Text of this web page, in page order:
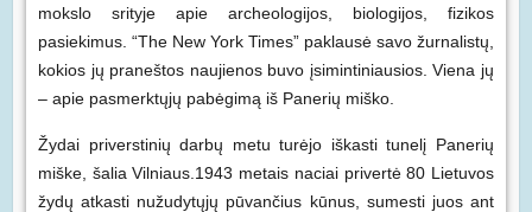
mokslo srityje apie archeologijos, biologijos, fizikos
pasiekimus. “The New York Times” paklausė savo žurnalistų,
kokios jų praneštos naujienos buvo įsimintiniausios. Viena jų
– apie pasmerktųjų pabėgimą iš Panerių miško.
Žydai priverstinių darbų metu turėjo iškasti tunelį Panerių
miške, šalia Vilniaus.1943 metais naciai privertė 80 Lietuvos
žydų atkasti nužudytųjų pūvančius kūnus, sumesti juos ant